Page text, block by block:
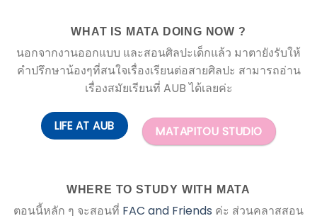
WHAT IS MATA DOING NOW ?
นอกจากงานออกแบบ และสอนศิลปะเด็กแล้ว มาตายังรับให้
คำปรึกษาน้องๆที่สนใจเรื่องเรียนต่อสายศิลปะ สามารถอ่าน
เรื่องสมัยเรียนที่ AUB ได้เลยค่ะ
LIFE AT AUB MATAPITOU STUDIO
WHERE TO STUDY WITH MATA
ตอนนี้หลัก ๆ จะสอนที่ FAC and Friends ค่ะ ส่วนคลาสสอน